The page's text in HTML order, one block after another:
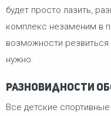
будет просто лазить,
комплекс незаменим в
возможности резвиться
нужно.
Разновидности
Все детские